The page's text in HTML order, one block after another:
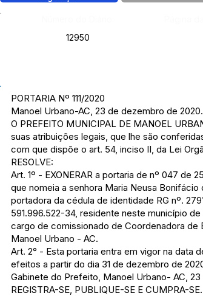
12950
PORTARIA Nº 111/2020
Manoel Urbano-AC, 23 de dezembro de 2020.
O PREFEITO MUNICIPAL DE MANOEL
suas atribuições legais, que lhe são
com que dispõe o art. 54, inciso II, da Lei
RESOLVE:
Art. 1º - EXONERAR a portaria de nº 047 de
que nomeia a senhora Maria Neusa Bonifácio
portadora da cédula de identidade RG nº.
591.996.522-34, residente neste município
cargo de comissionado de Coordenadora de
Manoel Urbano - AC.
Art. 2° - Esta portaria entra em vigor na data
efeitos a partir do dia 31 de dezembro de
Gabinete do Prefeito, Manoel Urbano- AC,
REGISTRA-SE, PUBLIQUE-SE E CUMPRA-SE.